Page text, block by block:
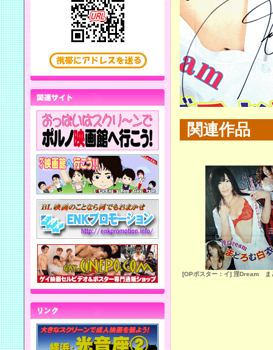
関連作品
[OPポスター：イ] 淫Dream ま